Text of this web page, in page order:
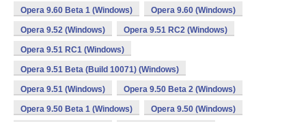
Opera 9.60 Beta 1 (Windows) Opera 9.60 (Windows)
Opera 9.52 (Windows) Opera 9.51 RC2 (Windows)
Opera 9.51 RC1 (Windows)
Opera 9.51 Beta (Build 10071) (Windows)
Opera 9.51 (Windows) Opera 9.50 Beta 2 (Windows)
Opera 9.50 Beta 1 (Windows) Opera 9.50 (Windows)